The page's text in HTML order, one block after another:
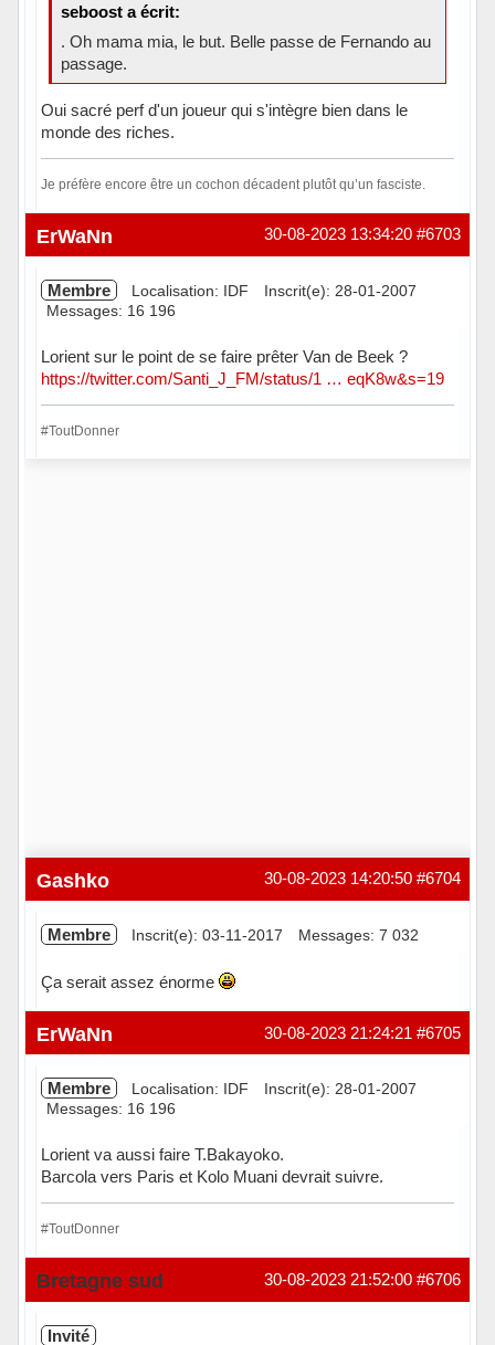
seboost a écrit:
. Oh mama mia, le but. Belle passe de Fernando au
passage.
Oui sacré perf d'un joueur qui s'intègre bien dans le
monde des riches.
Je préfère encore être un cochon décadent plutôt qu’un fasciste.
Hors ligne #6703
30-08-2023 13:34:20
ErWaNn
Membre Localisation: IDF
Inscrit(e): 28-01-2007
Messages: 16 196
Lorient sur le point de se faire prêter Van de Beek ?
https://twitter.com/Santi_J_FM/status/1 … eqK8w&s=19
#ToutDonner
#6704
30-08-2023 14:20:50
Gashko
Membre Inscrit(e): 03-11-2017 Messages: 7 032
Ça serait assez énorme
Hors ligne #6705
30-08-2023 21:24:21
ErWaNn
Membre Localisation: IDF
Inscrit(e): 28-01-2007
Messages: 16 196
Lorient va aussi faire T.Bakayoko.
Barcola vers Paris et Kolo Muani devrait suivre.
#ToutDonner
En ligne #6706
30-08-2023 21:52:00
Bretagne sud
Invité